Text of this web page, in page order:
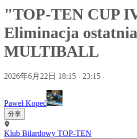
"TOP-TEN CUP
Eliminacja
MULTIBALL
2026年6月22日 18:15 - 23:15
Paweł Kopeć
分享
Klub Bilardowy TOP-TEN